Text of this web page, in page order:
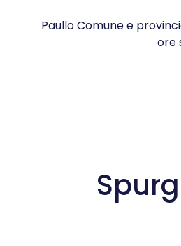
Paullo Comune e
ore